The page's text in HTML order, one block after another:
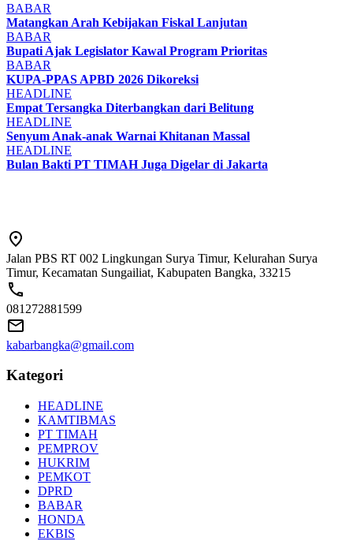
BABAR
Matangkan Arah Kebijakan Fiskal Lanjutan
BABAR
Bupati Ajak Legislator Kawal Program Prioritas
BABAR
KUPA-PPAS APBD 2026 Dikoreksi
HEADLINE
Empat Tersangka Diterbangkan dari Belitung
HEADLINE
Senyum Anak-anak Warnai Khitanan Massal
HEADLINE
Bulan Bakti PT TIMAH Juga Digelar di Jakarta
Jalan PBS RT 002 Lingkungan Surya Timur, Kelurahan Surya
Timur, Kecamatan Sungailiat, Kabupaten Bangka, 33215
081272881599
kabarbangka@gmail.com
Kategori
HEADLINE
KAMTIBMAS
PT TIMAH
PEMPROV
HUKRIM
PEMKOT
DPRD
BABAR
HONDA
EKBIS